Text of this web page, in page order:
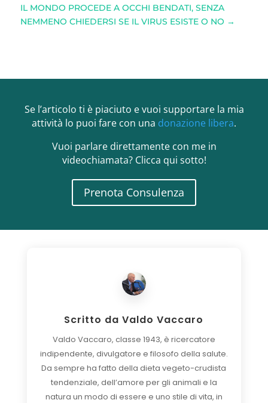
IL MONDO PROCEDE A OCCHI BENDATI, SENZA
NEMMENO CHIEDERSI SE IL VIRUS ESISTE O NO →
Se l’articolo ti è piaciuto e vuoi supportare la mia
attività lo puoi fare con una donazione libera.
Vuoi parlare direttamente con me in
videochiamata? Clicca qui sotto!
Prenota Consulenza
Scritto daValdo Vaccaro
Valdo Vaccaro, classe 1943, è ricercatore
indipendente, divulgatore e filosofo della salute.
Da sempre ha fatto della dieta vegeto-crudista
tendenziale, dell’amore per gli animali e la
natura un modo di essere e uno stile di vita, in